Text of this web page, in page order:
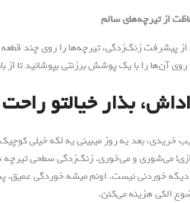
از تیرچه‌های سالم
از پیشرفت زنگ‌زدگی، تیرچه‌ها را روی چند
آن‌ها را با یک پوشش برزنتی بپوشانید تا از
بذار خیالتو
خریدی، بعد یه روز میبینی یه لکه خیلی
می‌شوری و می‌خوری. زنگ‌زدگی سطحی
دیگه خوردنی نیست. اونم میشه خوردگی عمیق.
الکی هزینه می‌کنن.